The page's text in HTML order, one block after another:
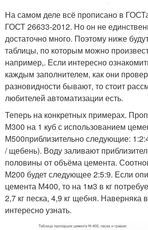
На самом деле всё прописано в
ГОСТ 26633-2012. Но он не
достаточно много. Поэтому ниже
таблицы, по которым можно
например,. Если интересно
каждым заполнителем, как они
разновидности бывают, то стоит
любителей автоматизации есть.
Теперь на конкретных примерах.
М300 на 1 куб с использованием
М500приблизительно следующие:
/ щебень). Воду заливают
половины от объёма цемента.
М200 будет следующее 2:5:9. Если
цемента М400, то на 1м3 в кг
2,7 кг песка, 4,9 кг щебня. Наверняка
интересно узнать.